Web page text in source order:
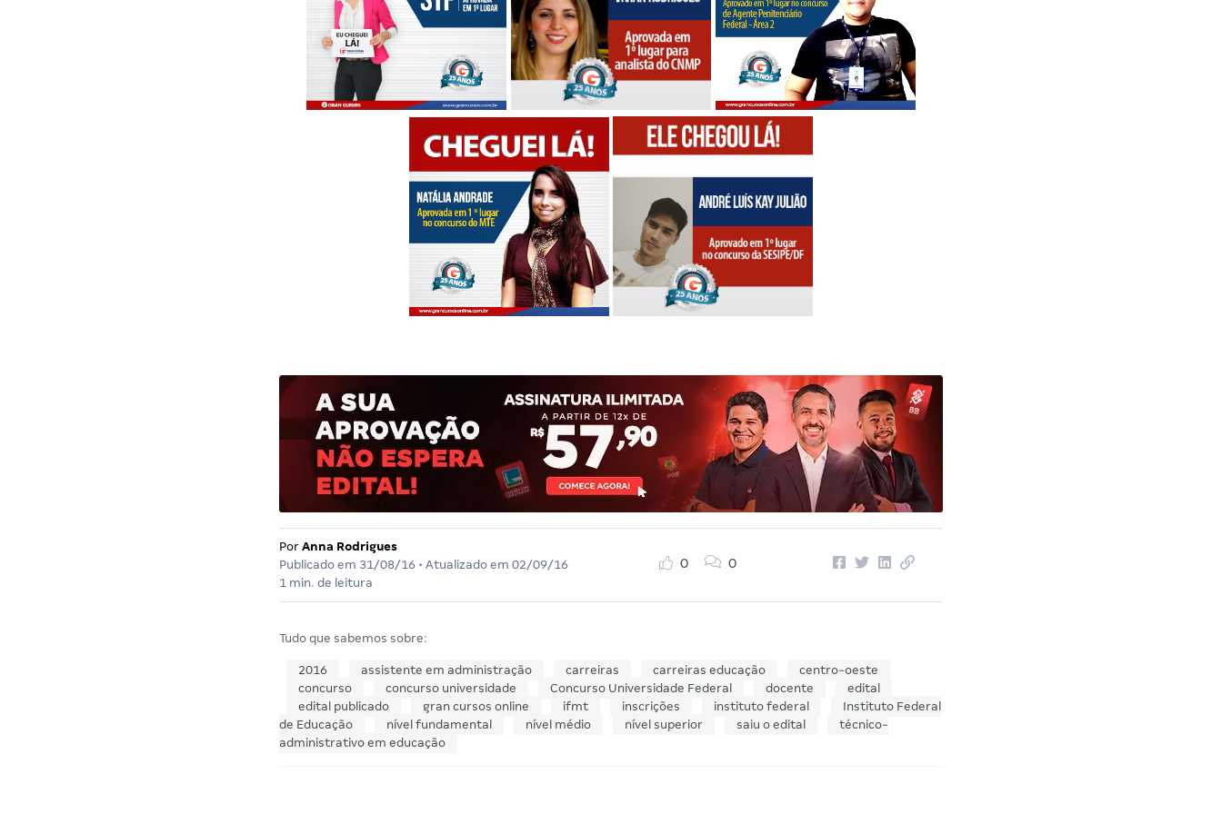
Por Anna Rodrigues
Publicado em 31/08/16 • Atualizado em 02/09/16
1 min. de leitura
0 0
Tudo que sabemos sobre:
2016 assistente em administração carreiras carreiras educação
centro-oeste
concurso
concurso universidade Concurso Universidade Federal docente
edital
edital publicado
gran cursos online ifmt inscrições instituto federal
Instituto Federal
de Educação
nível fundamental nível médio nível superior saiu o edital
técnico-
administrativo em educação